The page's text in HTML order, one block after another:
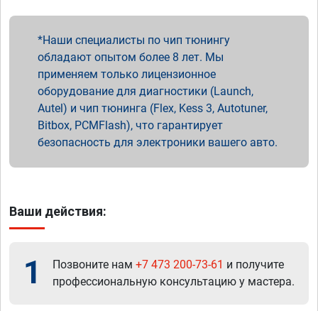
Наши специалисты по чип тюнингу
обладают опытом более 8 лет. Мы
применяем только лицензионное
оборудование для диагностики (Launch,
Autel) и чип тюнинга (Flex, Kess 3, Autotuner,
Bitbox, PCMFlash), что гарантирует
безопасность для электроники вашего авто.
Ваши действия:
1 Позвоните нам +7 473 200-73-61 и получите
профессиональную консультацию у мастера.